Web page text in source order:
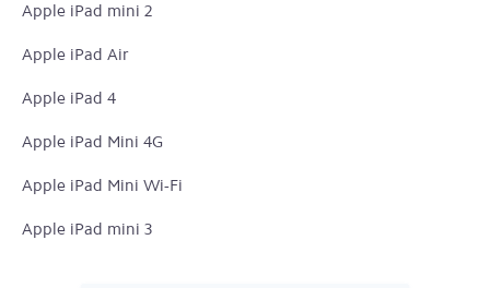
Apple iPad mini 2
Apple iPad Air
Apple iPad 4
Apple iPad Mini 4G
Apple iPad Mini Wi-Fi
Apple iPad mini 3